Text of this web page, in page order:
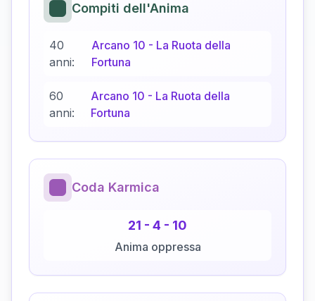
Compiti dell'Anima
40
anni:
Arcano 10 - La Ruota della
Fortuna
60
anni:
Arcano 10 - La Ruota della
Fortuna
Coda Karmica
21 - 4 - 10
Anima oppressa